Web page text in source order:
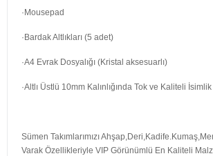
·Mousepad
·Bardak Altlıkları (5 adet)
·A4 Evrak Dosyalığı (Kristal aksesuarlı)
·Altlı Üstlü 10mm Kalınlığında Tok ve Kaliteli İsimlik
Sümen Takımlarımızı
Varak Özellikleriyle VIP Görünümlü En Kaliteli